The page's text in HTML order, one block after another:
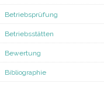
Betriebsprüfung
Betriebsstätten
Bewertung
Bibliographie